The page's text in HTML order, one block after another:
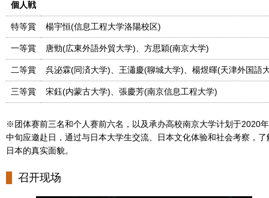
個人戦
特等賞 楊宇恒(信息工程大学洛陽校区)
一等賞 唐勁(広東外語外貿大学)、方思穎(南京大学)
二等賞 呉泌霖(同済大学)、王瀟慶(聊城大学)、楊煜暉(天津外国語
三等賞 宋鈺(内蒙古大学)、張慶芳(南京信息工程大学)
※团体赛前三名和个人赛前六名，以及承办高校南京大学计划于2020
中旬应邀赴日，通过与日本大学生交流、日本文化体验和社会考察，了
日本的真实面貌。
召开现场